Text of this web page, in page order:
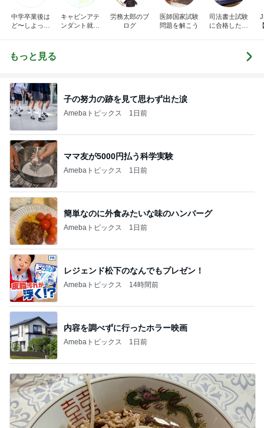
中学卒業後は
ど〜しよっか
日常♪♪
キャビンアテ
ンダント就活
労務太郎のブ
ログ
医師国家試験
問題を解こう
司法書士試験
に合格したい
もっと見る
子の努力の跡を見て思わず出た涙
Amebaトピックス 1日前
ママ友が5000円払う科学実験
Amebaトピックス 1日前
簡単なのに外食みたいな味のハンバーグ
Amebaトピックス 1日前
レジェンド松下のなんでもプレゼン！
Amebaトピックス 14時間前
内容を調べずに行ったホラー映画
Amebaトピックス 1日前